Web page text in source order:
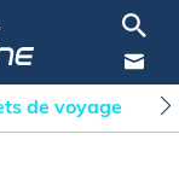
de voyage